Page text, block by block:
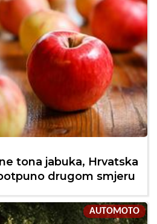
tona jabuka, Hrvatska
drugom smjeru
AUTOMOTO